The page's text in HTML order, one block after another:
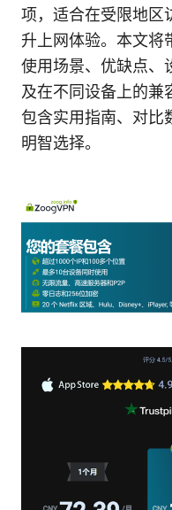
项，适合在受限地区
升上网体验。本文将
使用场景、优缺点、
及在不同设备上的兼
包含实用指南、对比
明智选择。